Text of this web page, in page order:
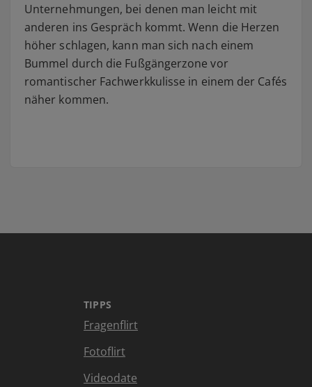
Unternehmungen, bei denen man leicht mit
anderen ins Gespräch kommt. Wenn die Herzen
höher schlagen, kann man sich nach einem
Bummel durch die Fußgängerzone vor
romantischer Fachwerkkulisse in einem der Cafés
näher kommen.
TIPPS
Fragenflirt
Fotoflirt
Videodate